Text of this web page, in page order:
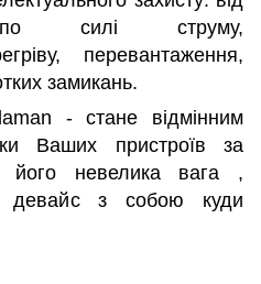
по силі струму,
перевантаження,
замикань.
- стане відмінним
Ваших пристроїв за
і його невелика вага ,
девайс з собою куди